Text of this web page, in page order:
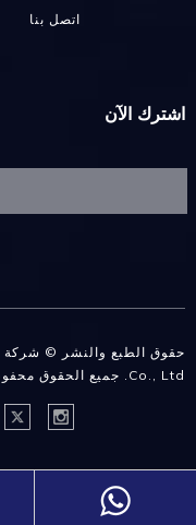
اتصل بنا
اشترك الآن
Co., Ltd. جميع الحقوق محفوظة.